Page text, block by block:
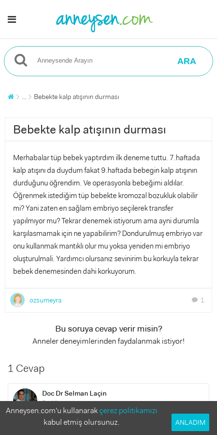
ARA
... Bebekte kalp atışının durması
Bebekte kalp atışının durması
Merhabalar tüp bebek yaptırdım ilk deneme tuttu. 7.haftada
kalp atışını da duydum fakat 9.haftada bebegin kalp atışının
durduğunu öğrendim. Ve operasyonla bebeğimi aldılar.
Öğrenmek istediğim tüp bebekte kromozal bozukluk olabilir
mi? Yani zaten en sağlam embriyo seçilerek transfer
yapılmıyor mu? Tekrar denemek istiyorum ama ayni durumla
karşılasmamak için ne yapabilirim? Dondurulmuş embriyo var
onu kullanmak mantıklı olur mu yoksa yeniden mi embriyo
oluşturulmali. Yardımcı olursanız sevinirim bu korkuyla tekrar
bebek denemesinden dahi korkuyorum.
ozsumeyra chat 1
Bu soruya cevap verir misin?
Anneler deneyimlerinden faydalanmak istiyor!
1 Cevap
Doc Dr Selman Laçin
9 yıl önce
Merhabalar. Tüp bebek yöntemiyle elde edilen embryoların
Anneysen.com'u kullanarakçerez politikamızı
kabul etmiş olursunuz.
ANLADIM